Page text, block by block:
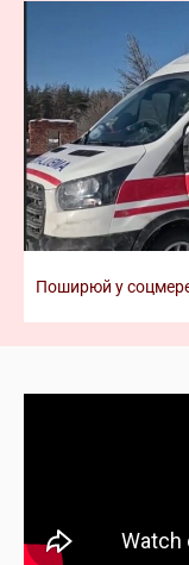
Поширюй у
Запрошуємо
команди.